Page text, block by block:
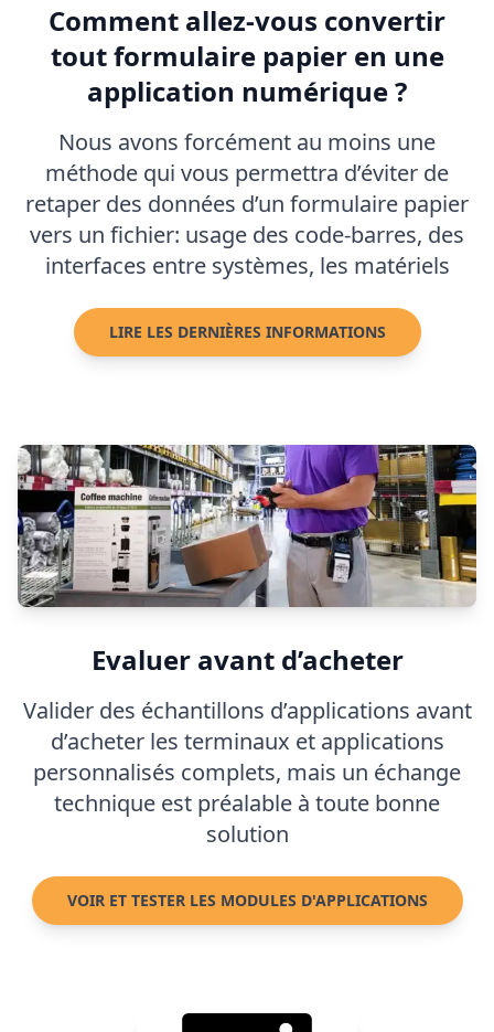
Comment allez-vous convertir
tout formulaire papier en une
application numérique ?
Nous avons forcément au moins une
méthode qui vous permettra d’éviter de
retaper des données d’un formulaire papier
vers un fichier: usage des code-barres, des
interfaces entre systèmes, les matériels
LIRE LES DERNIÈRES INFORMATIONS
Evaluer avant d’acheter
Valider des échantillons d’applications avant
d’acheter les terminaux et applications
personnalisés complets, mais un échange
technique est préalable à toute bonne
solution
VOIR ET TESTER LES MODULES D'APPLICATIONS